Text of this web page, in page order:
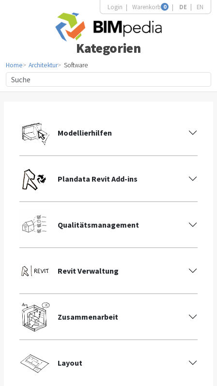
Login Warenkorb 0 DE EN
Kategorien
Home Architektur Software
Modellierhilfen
Plandata Revit Add-ins
Qualitätsmanagement
Revit Verwaltung
Zusammenarbeit
Layout